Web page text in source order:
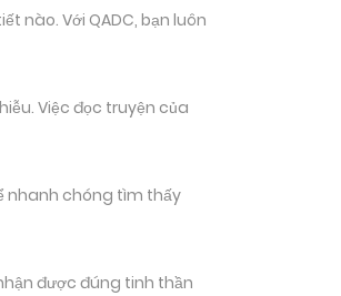
nào. Với QADC, bạn luôn
Việc đọc truyện của
nhanh chóng tìm thấy
được đúng tinh thần